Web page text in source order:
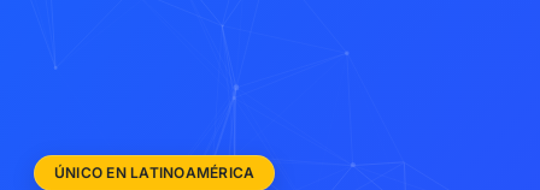
ÚNICO EN LATINOAMÉRICA